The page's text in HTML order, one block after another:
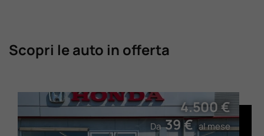
Scopri le auto in offerta
4.500 €
Da39 €al mese